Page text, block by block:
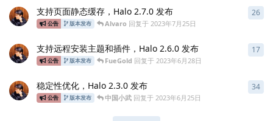
支持页面静态缓存，Halo 2.7.0 发布
公告 版本发布 Alvaro 回复于 2023年7月25日
26
支持远程安装主题和插件，Halo 2.6.0 发布
公告 版本发布 FueGold 回复于 2023年6月28日
17
稳定性优化，Halo 2.3.0 发布
公告 版本发布 中国小武回复于 2023年6月25日
34